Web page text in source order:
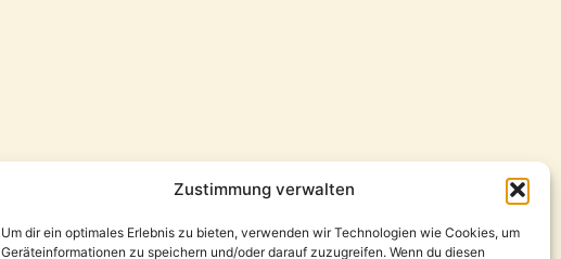
Zustimmung verwalten
Um dir ein optimales Erlebnis zu bieten, verwenden wir Technologien wie Cookies, um
Geräteinformationen zu speichern und/oder darauf zuzugreifen. Wenn du diesen